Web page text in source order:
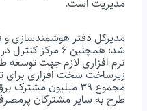
مدیریت است.
مدیرکل دفتر هوشمندسازی و
شد: همچنین ٦
مجموع ٣٩ میلیون
طرح به سایر مشترکان